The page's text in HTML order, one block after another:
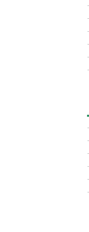
·
·
·
·
·
·
·
·
·
·
·
·